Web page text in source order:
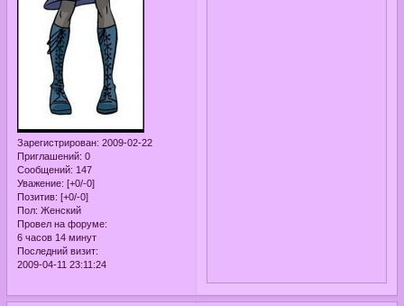
Зарегистрирован: 2009-02-22
Приглашений: 0
Сообщений: 147
Уважение: [+0/-0]
Позитив: [+0/-0]
Пол: Женский
Провел на форуме:
6 часов 14 минут
Последний визит:
2009-04-11 23:11:24